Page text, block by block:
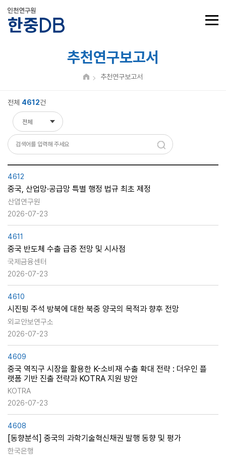
추천연구보고서
추천연구보고서
전체 4612건
전체
전체
제목
4612
중국, 산업망·공급망 특별 행정 법규 최초 제정
산엽연구원
2026-07-23
4611
중국 반도체 수출 급증 전망 및 시사점
국제금융센터
2026-07-23
4610
시진핑 주석 방북에 대한 북중 양국의 목적과 향후 전망
외교안보연구소
2026-07-23
4609
중국 역직구 시장을 활용한 K-소비재 수출 확대 전략 : 더우인 플
랫폼 기반 진출 전략과 KOTRA 지원 방안
KOTRA
2026-07-23
4608
[동향분석] 중국의 과학기술혁신채권 발행 동향 및 평가
한국은행